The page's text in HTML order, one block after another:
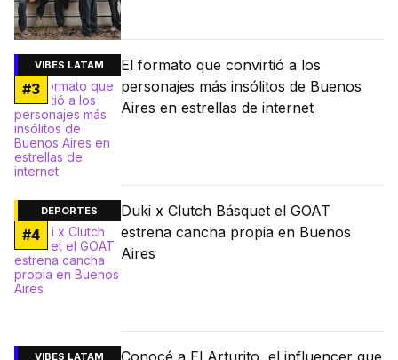
VIBES LATAM
#3
El formato que convirtió a los
personajes más insólitos de Buenos
Aires en estrellas de internet
DEPORTES
#4
Duki x Clutch Básquet el GOAT
estrena cancha propia en Buenos
Aires
VIBES LATAM Conocé a El Arturito, el influencer que